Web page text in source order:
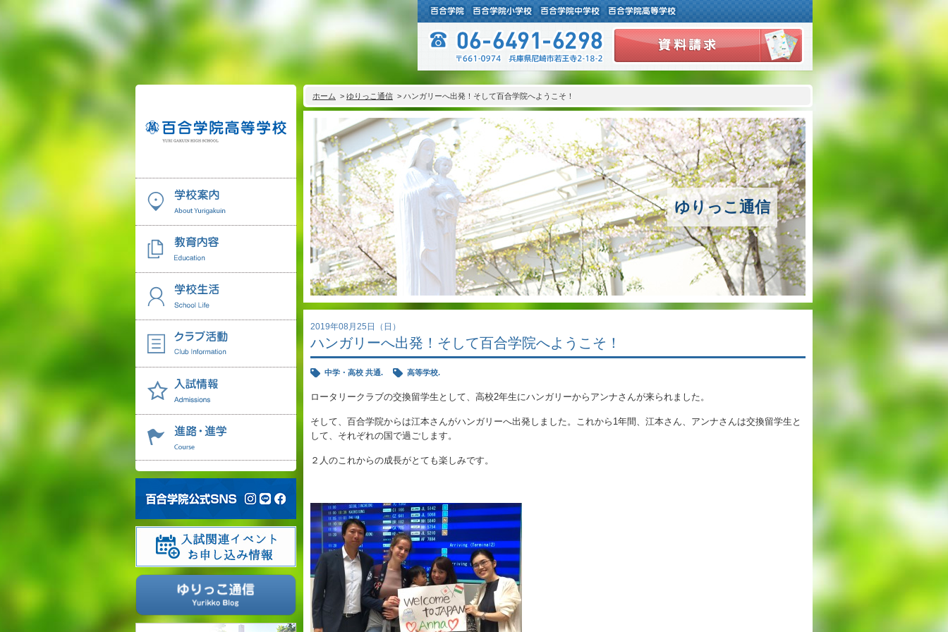
ホーム > ゆりっこ通信 > ハンガリーへ出発！そして百合学院へようこそ！
ゆりっこ通信
2019年08月25日（日）
ハンガリーへ出発！そして百合学院へようこそ！
中学・高校 共通. 高等学校.
ロータリークラブの交換留学生として、高校2年生にハンガリーからアンナさんが来られました。
そして、百合学院からは江本さんがハンガリーへ出発しました。これから1年間、江本さん、アンナさんは交換留学生と
して、それぞれの国で過ごします。
２人のこれからの成長がとても楽しみです。
ご挨拶
アクセスマップ
沿革
百合学院の３つの教育
アカデミックリサーチコース
キャリアリサーチコース
充実のフォローアップ体制
英語教育
施設紹介